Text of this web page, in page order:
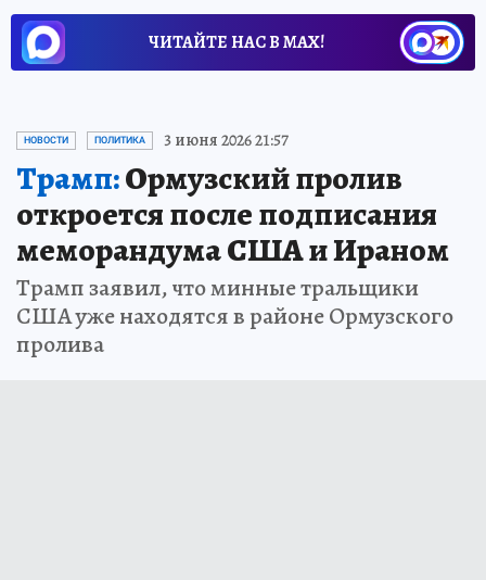
ЧИТАЙТЕ НАС В МАХ!
НОВОСТИ ПОЛИТИКА 3 июня 2026 21:57
Трамп:Ормузский пролив
откроется после подписания
меморандума США и Ираном
Трамп заявил, что минные тральщики
США уже находятся в районе Ормузского
пролива